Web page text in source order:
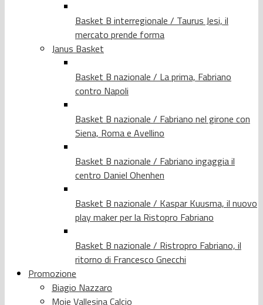
Basket B interregionale / Taurus Jesi, il
mercato prende forma
Janus Basket
Basket B nazionale / La prima, Fabriano
contro Napoli
Basket B nazionale / Fabriano nel girone con
Siena, Roma e Avellino
Basket B nazionale / Fabriano ingaggia il
centro Daniel Ohenhen
Basket B nazionale / Kaspar Kuusma, il nuovo
play maker per la Ristopro Fabriano
Basket B nazionale / Ristropro Fabriano, il
ritorno di Francesco Gnecchi
Promozione
Biagio Nazzaro
Moie Vallesina Calcio